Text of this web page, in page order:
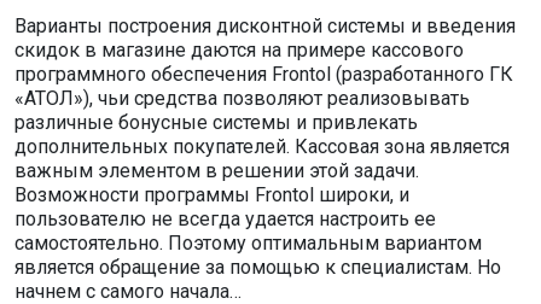
Варианты построения дисконтной системы и введения
скидок в магазине даются на примере кассового
программного обеспечения Frontol (разработанного ГК
«АТОЛ»), чьи средства позволяют реализовывать
различные бонусные системы и привлекать
дополнительных покупателей. Кассовая зона является
важным элементом в решении этой задачи.
Возможности программы Frontol широки, и
пользователю не всегда удается настроить ее
самостоятельно. Поэтому оптимальным вариантом
является обращение за помощью к специалистам. Но
начнем с самого начала…